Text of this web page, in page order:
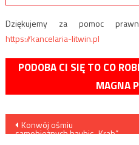
Dziękujemy za pomoc
https://kancelaria-litwin.pl
PODOBA CI SIĘ TO CO
MAGNA
Nawigacja
Konwój ośmiu
samobieżnych haubic „Krab”